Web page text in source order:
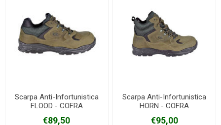
Scarpa Anti-Infortunistica
FLOOD - COFRA
€89,50
Scarpa Anti-Infortunistica
HORN - COFRA
€95,00